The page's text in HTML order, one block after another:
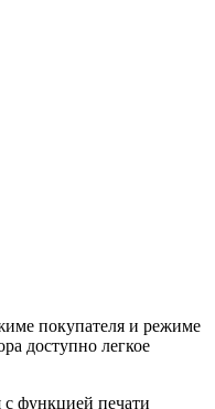
покупателя и режиме
доступно легкое
с функцией печати